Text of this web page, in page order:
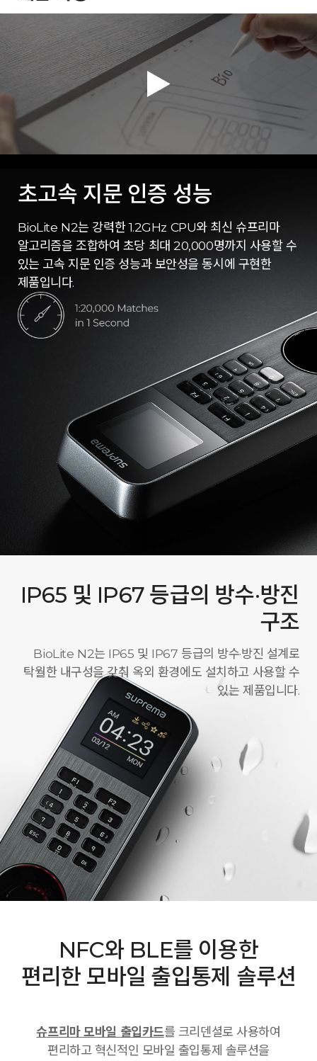
초고속 지문 인증 성능
BioLite N2는 강력한 1.2GHz CPU와 최신 슈프리마
알고리즘을 조합하여 초당 최대 20,000명까지 사용할 수
있는 고속 지문 인증 성능과 보안성을 동시에 구현한
제품입니다.
IP65 및 IP67 등급의 방수·방진
구조
BioLite N2는 IP65 및 IP67 등급의 방수·방진 설계로
탁월한 내구성을 갖춰 옥외 환경에도 설치하고 사용할 수
있는 제품입니다.
NFC와 BLE를 이용한
편리한 모바일 출입통제 솔루션
슈프리마 모바일 출입카드를 크리덴셜로 사용하여
편리하고 혁신적인 모바일 출입통제 솔루션을